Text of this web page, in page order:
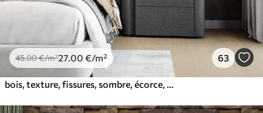
45.00€/m²27.00 €/m² 63
bois, texture, fissures, sombre, écorce, surface